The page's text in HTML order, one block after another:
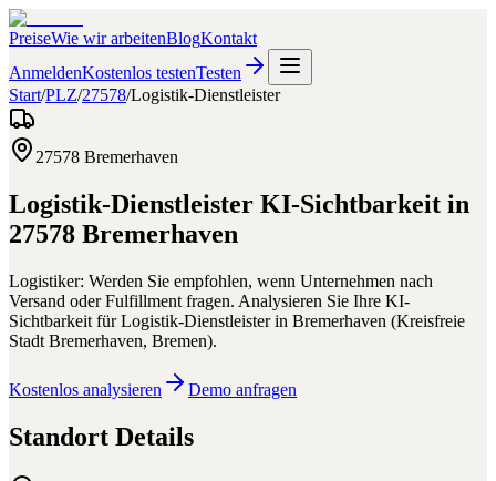
PreiseWie wir arbeitenBlogKontakt
AnmeldenKostenlos testenTesten
Start/PLZ/27578/Logistik-Dienstleister
27578 Bremerhaven
Logistik-Dienstleister KI-Sichtbarkeit in
27578 Bremerhaven
Logistiker: Werden Sie empfohlen, wenn Unternehmen nach
Versand oder Fulfillment fragen. Analysieren Sie Ihre KI-
Sichtbarkeit fürLogistik-Dienstleisterin Bremerhaven (Kreisfreie
Stadt Bremerhaven, Bremen).
Kostenlos analysieren Demo anfragen
Standort Details